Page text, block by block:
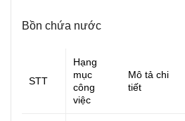
Bồn chứa nước
STT
Hạng
mục
công
việc
Mô tả chi
tiết